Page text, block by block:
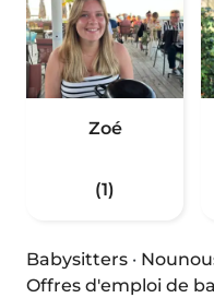
Zoé
(1)
Babysitters ·
Offres d'emploi de